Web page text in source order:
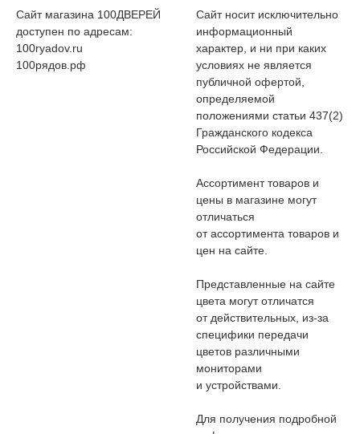
Сайт магазина 100ДВЕРЕЙ
доступен по адресам:
100ryadov.ru
100рядов.рф
Сайт носит исключительно
информационный
характер, и ни при каких
условиях не является
публичной офертой,
определяемой
положениями статьи 437(2)
Гражданского кодекса
Российской Федерации.
Ассортимент товаров и
цены в магазине могут
отличаться
от ассортимента товаров и
цен на сайте.
Представленные на сайте
цвета могут отличатся
от действительных, из-за
специфики передачи
цветов различными
мониторами
и устройствами.
Для получения подробной